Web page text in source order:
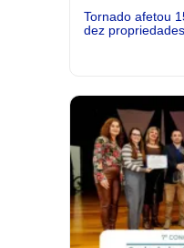
Tornado afetou
dez